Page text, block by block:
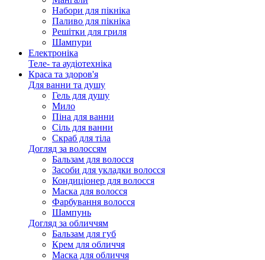
Набори для пікніка
Паливо для пікніка
Решітки для гриля
Шампури
Електроніка
Теле- та аудіотехніка
Краса та здоров'я
Для ванни та душу
Гель для душу
Мило
Піна для ванни
Сіль для ванни
Скраб для тіла
Догляд за волоссям
Бальзам для волосся
Засоби для укладки волосся
Кондиціонер для волосся
Маска для волосся
Фарбування волосся
Шампунь
Догляд за обличчям
Бальзам для губ
Крем для обличчя
Маска для обличчя